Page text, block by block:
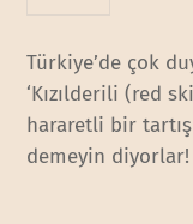
Türkiye’de çok
‘Kızılderili (red
hararetli bir
demeyin diyorlar!